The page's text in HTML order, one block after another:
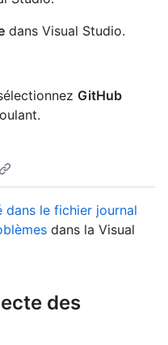
dans Visual Studio.
GitHub
dans le fichier journal
dans la Visual
des